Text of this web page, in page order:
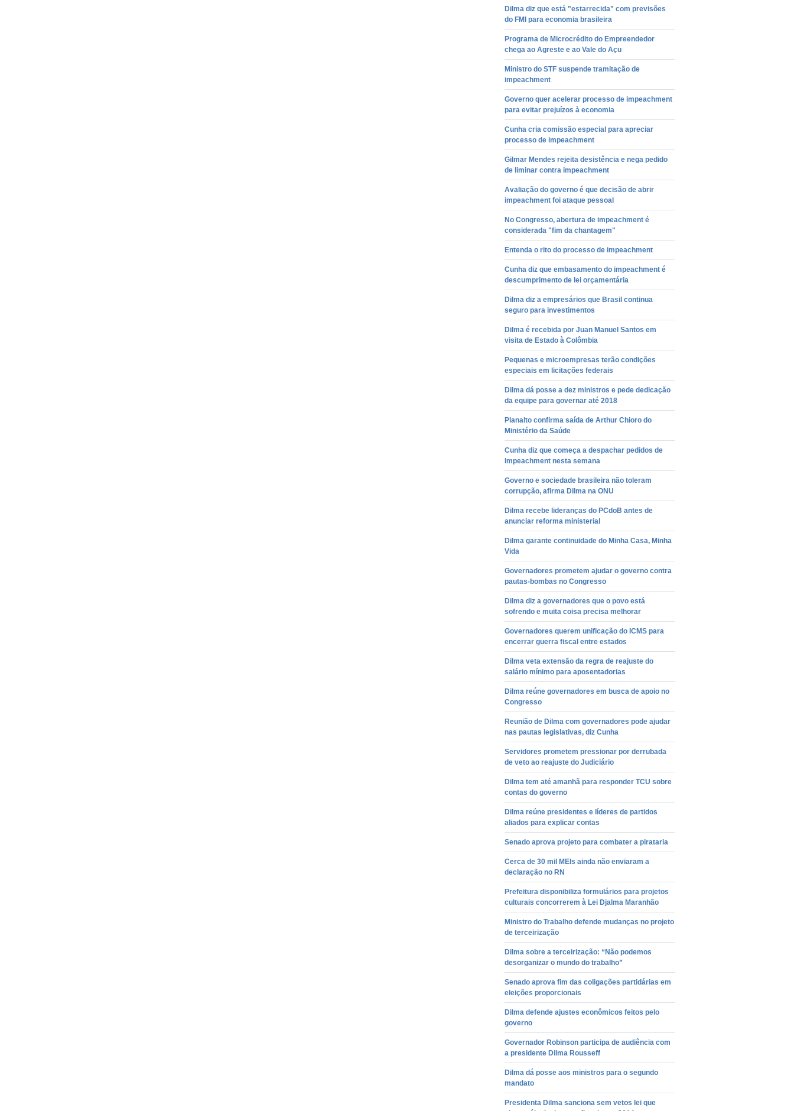
Dilma diz que está "estarrecida" com previsões
do FMI para economia brasileira
Programa de Microcrédito do Empreendedor
chega ao Agreste e ao Vale do Açu
Ministro do STF suspende tramitação de
impeachment
Governo quer acelerar processo de impeachment
para evitar prejuízos à economia
Cunha cria comissão especial para apreciar
processo de impeachment
Gilmar Mendes rejeita desistência e nega pedido
de liminar contra impeachment
Avaliação do governo é que decisão de abrir
impeachment foi ataque pessoal
No Congresso, abertura de impeachment é
considerada "fim da chantagem"
Entenda o rito do processo de impeachment
Cunha diz que embasamento do impeachment é
descumprimento de lei orçamentária
Dilma diz a empresários que Brasil continua
seguro para investimentos
Dilma é recebida por Juan Manuel Santos em
visita de Estado à Colômbia
Pequenas e microempresas terão condições
especiais em licitações federais
Dilma dá posse a dez ministros e pede dedicação
da equipe para governar até 2018
Planalto confirma saída de Arthur Chioro do
Ministério da Saúde
Cunha diz que começa a despachar pedidos de
Impeachment nesta semana
Governo e sociedade brasileira não toleram
corrupção, afirma Dilma na ONU
Dilma recebe lideranças do PCdoB antes de
anunciar reforma ministerial
Dilma garante continuidade do Minha Casa, Minha
Vida
Governadores prometem ajudar o governo contra
pautas-bombas no Congresso
Dilma diz a governadores que o povo está
sofrendo e muita coisa precisa melhorar
Governadores querem unificação do ICMS para
encerrar guerra fiscal entre estados
Dilma veta extensão da regra de reajuste do
salário mínimo para aposentadorias
Dilma reúne governadores em busca de apoio no
Congresso
Reunião de Dilma com governadores pode ajudar
nas pautas legislativas, diz Cunha
Servidores prometem pressionar por derrubada
de veto ao reajuste do Judiciário
Dilma tem até amanhã para responder TCU sobre
contas do governo
Dilma reúne presidentes e líderes de partidos
aliados para explicar contas
Senado aprova projeto para combater a pirataria
Cerca de 30 mil MEIs ainda não enviaram a
declaração no RN
Prefeitura disponibiliza formulários para projetos
culturais concorrerem à Lei Djalma Maranhão
Ministro do Trabalho defende mudanças no projeto
de terceirização
Dilma sobre a terceirização: “Não podemos
desorganizar o mundo do trabalho”
Senado aprova fim das coligações partidárias em
eleições proporcionais
Dilma defende ajustes econômicos feitos pelo
governo
Governador Robinson participa de audiência com
a presidente Dilma Rousseff
Dilma dá posse aos ministros para o segundo
mandato
Presidenta Dilma sanciona sem vetos lei que